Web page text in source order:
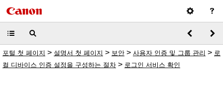
포털 첫 페이지 > 설명서 첫 페이지 > 보안 > 사용자 인증 및 그룹 관리 > 로
컬 디바이스 인증 설정을 구성하는 절차 > 로그인 서비스 확인